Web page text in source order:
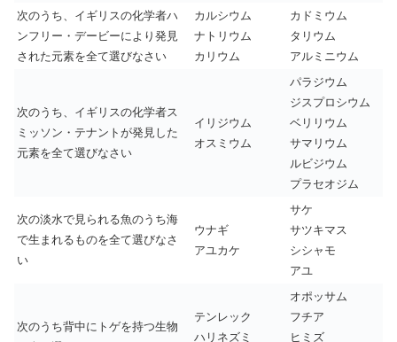
次のうち、イギリスの化学者ハ
ンフリー・デービーにより発見
された元素を全て選びなさい
カルシウム
ナトリウム
カリウム
カドミウム
タリウム
アルミニウム
次のうち、イギリスの化学者ス
ミッソン・テナントが発見した
元素を全て選びなさい
イリジウム
オスミウム
パラジウム
ジスプロシウム
ベリリウム
サマリウム
ルビジウム
プラセオジム
次の淡水で見られる魚のうち海
で生まれるものを全て選びなさ
い
ウナギ
アユカケ
サケ
サツキマス
シシャモ
アユ
次のうち背中にトゲを持つ生物
テンレック
ハリネズミ
オポッサム
フチア
ヒミズ